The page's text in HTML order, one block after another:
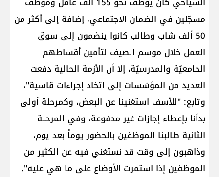
مسجّلين في الضمان الاجتماعي، إضافة إلى أكثر من
50 ألف شاب وطالب كانوا ينضمون إلى سوق
العمل خلال موسم الصيف لتأمين أقساطهم
الجامعيّة والمدرسيّة، إلا أن الأزمة الحالية دفعت
العديد من المؤسّسات إلى اتخاذ إجراءات قاسية"،
وتابع: "للأسف استغنينا عن البعض، وكمرحلة أولى
بدأنا بإعطاء إجازات غير مدفوعة، وفي المرحلة
الثانية طالبنا الموظفين بالحضور يوماً بعد يوم،
وذاهبون إلى وقت قد نستغني فيه عن الكثير من
الموظفين إذا استمرت الأوضاع على ما هي عليه".